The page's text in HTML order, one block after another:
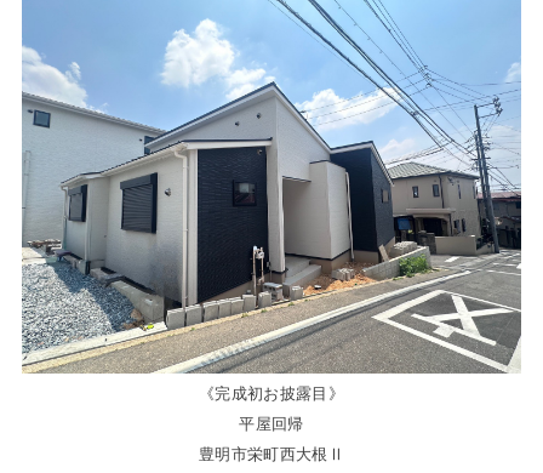
《完成初お披露目》
平屋回帰
豊明市栄町西大根Ⅱ